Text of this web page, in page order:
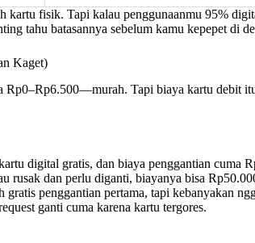
kartu fisik. Tapi kalau penggunaanmu 95%
tahu batasannya sebelum kamu kepepet di
Kaget)
Rp0–Rp6.500—murah. Tapi biaya kartu debit
digital gratis, dan biaya penggantian cuma
rusak dan perlu diganti, biayanya bisa
penggantian pertama, tapi kebanyakan
ganti cuma karena kartu tergores.